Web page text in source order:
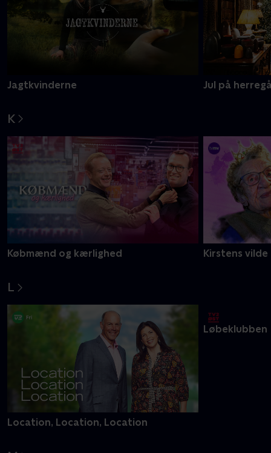
Jagtkvinderne Jul på
K
Købmænd og kærlighed Kirstens vilde
L
Location, Location, Location